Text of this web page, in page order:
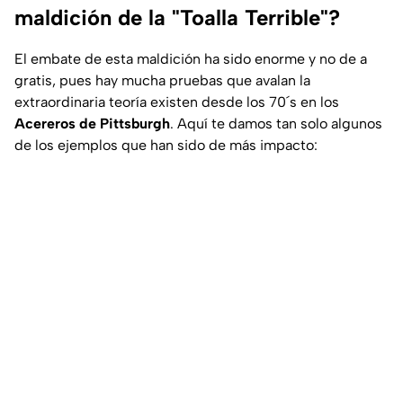
maldición de la "Toalla Terrible"?
El embate de esta maldición ha sido enorme y no de a
gratis, pues hay mucha pruebas que avalan la
extraordinaria teoría existen desde los 70´s en los
Acereros de Pittsburgh. Aquí te damos tan solo algunos
de los ejemplos que han sido de más impacto: